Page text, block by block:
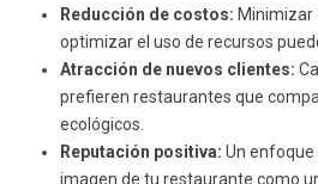
Reducción de costos: Minimizar
optimizar el uso de recursos
Atracción de nuevos clientes:
prefieren restaurantes que
ecológicos.
Reputación positiva: Un
imagen de tu restaurante como